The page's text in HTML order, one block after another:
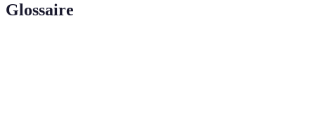
Glossaire